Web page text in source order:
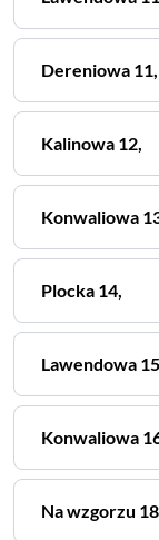
Dereniowa 11,
Kalinowa 12,
Konwaliowa
Plocka 14,
Lawendowa 15
Konwaliowa
Na wzgorzu 18